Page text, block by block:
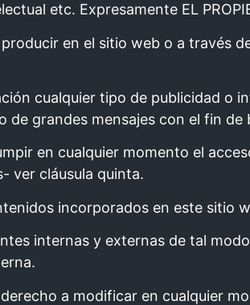
etc. Expresamente EL
en el sitio web o a través
cualquier tipo de publicidad
de grandes mensajes con el fin
en cualquier momento el
ver cláusula quinta.
incorporados en este sitio
internas y externas de tal
derecho a modificar en cualquier